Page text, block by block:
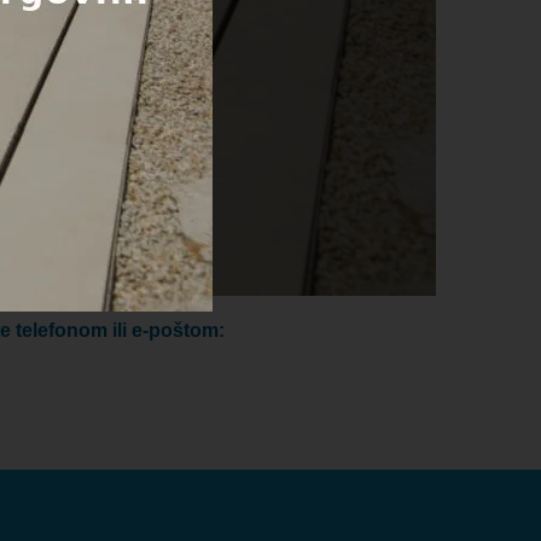
telefonom ili e-poštom: